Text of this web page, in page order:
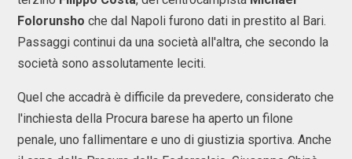
Folorunsho che dal Napoli furono dati in prestito al Bari.
Passaggi continui da una società all'altra, che secondo la
società sono assolutamente leciti.
Quel che accadrà è difficile da prevedere, considerato che
l'inchiesta della Procura barese ha aperto un filone
penale, uno fallimentare e uno di giustizia sportiva. Anche